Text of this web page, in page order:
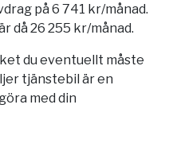
på 6 741 kr/månad.
då 26 255 kr/månad.
du eventuellt måste
tjänstebil är en
med din